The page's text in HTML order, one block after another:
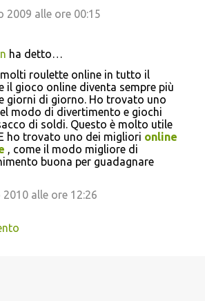
2009 alle ore 00:15
ha detto…
roulette online in tutto il
il gioco online diventa sempre più
giorni di giorno. Ho trovato uno
modo di divertimento e giochi
di soldi. Questo è molto utile
ho trovato uno dei migliori online
, come il modo migliore di
buona per guadagnare
alle ore 12:26